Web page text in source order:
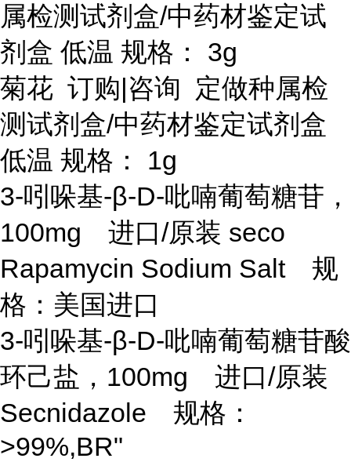
属检测试剂盒/中药材鉴定试
剂盒 低温 规格： 3g
菊花 订购|咨询 定做种属检
测试剂盒/中药材鉴定试剂盒
低温 规格： 1g
3-吲哚基-β-D-吡喃葡萄糖苷，
100mg 进口/原装 seco
Rapamycin Sodium Salt 规
格：美国进口
3-吲哚基-β-D-吡喃葡萄糖苷酸
环己盐，100mg 进口/原装
Secnidazole 规格：
>99%,BR"